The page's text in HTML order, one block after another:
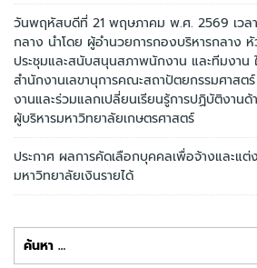
วันพฤหัสบดีที่ 21 พฤษภาคม พ.ศ. 2569 เวล
กลาง นำโดย ผู้อำนวยการกองบริหารกลาง หั
ประชุมและสนับสนุนสภาพนักงาน และทีมงาน
สำนักงานเลขานุการคณะสถาปัตยกรรมศาสตร์
งานและร่วมแลกเปลี่ยนเรียนรู้การปฏิบัติงานด้
ผู้บริหารมหาวิทยาลัยเกษตรศาสตร์
ประกาศ ผลการคัดเลือกบุคคลเพื่อจ้างและแ
มหาวิทยาลัยเงินรายได้
ค้นหา
สำหรับ: